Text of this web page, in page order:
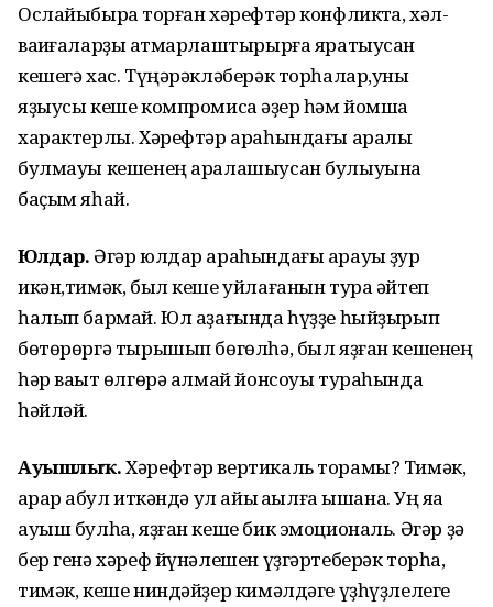
Ослайыбыраҡ торған хәрефтәр конфликтҡа, хәл-
ваҡиғаларҙы ҡатмарлаштырырға яратыусан
кешегә хас. Түңәрәкләберәк торһалар,уны
яҙыусы кеше компромисҡа әҙер һәм йомшаҡ
характерлы. Хәрефтәр араһындағы аралыҡ
булмауы кешенең аралашыусан булыуына
баҫым яһай.
Юлдар. Әгәр юлдар араһындағы арауыҡ ҙур
икән,тимәк, был кеше уйлағанын тура әйтеп
һалып бармай. Юл аҙағында һүҙҙе һыйҙырып
бөтөрөргә тырышып бөгөлһә, был яҙған кешенең
һәр ваҡыт өлгөрә алмай йонсоуы тураһында
һәйләй.
Ауышлыҡ.Хәрефтәр вертикаль торамы? Тимәк,
ҡарар ҡабул иткәндә ул айыҡ аҡылға ышана. Уң яҡҡа
ауыш булһа, яҙған кеше бик эмоциональ. Әгәр ҙә
бер генә хәреф йүнәлешен үҙгәртеберәк торһа,
тимәк, кеше ниндәйҙер кимәлдәге үҙһүҙлелеге